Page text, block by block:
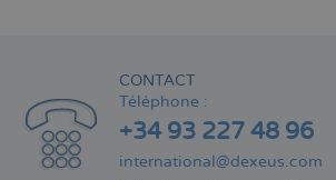
CONTACT
Téléphone :
+34 93 227 48 96
international@dexeus.com